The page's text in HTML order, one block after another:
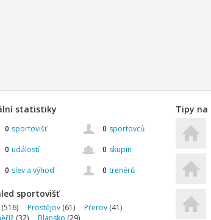
statistiky
0 sportovišť 0 sportovců
0 událostí 0 skupin
0 slev a výhod 0 trenérů
sportovišť
(516) Prostějov (61) Přerov (41)
(32) Blansko (29)
Tipy